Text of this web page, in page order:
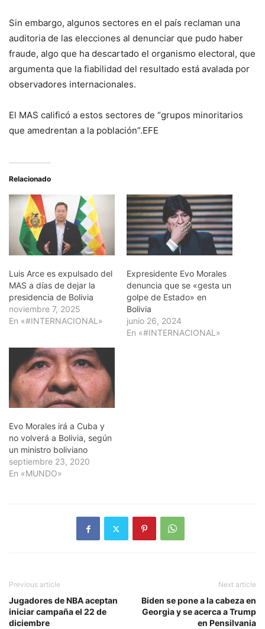
Sin embargo, algunos sectores en el país reclaman una
auditoria de las elecciones al denunciar que pudo haber
fraude, algo que ha descartado el organismo electoral, que
argumenta que la fiabilidad del resultado está avalada por
observadores internacionales.
El MAS calificó a estos sectores de “grupos minoritarios
que amedrentan a la población”.EFE
Relacionado
Luis Arce es expulsado del
MAS a días de dejar la
presidencia de Bolivia
noviembre 7, 2025
En «#INTERNACIONAL»
Expresidente Evo Morales
denuncia que se «gesta un
golpe de Estado» en
Bolivia
junio 26, 2024
En «#INTERNACIONAL»
Evo Morales irá a Cuba y
no volverá a Bolivia, según
un ministro boliviano
septiembre 23, 2020
En «MUNDO»
Previous article
Jugadores de NBA aceptan
iniciar campaña el 22 de
diciembre
Next article
Biden se pone a la cabeza en
Georgia y se acerca a Trump
en Pensilvania